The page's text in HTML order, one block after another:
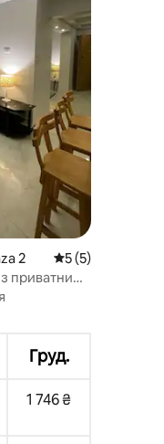
2 Середня оцінка:
5 (5)
приватним
Груд.
1 746 ₴